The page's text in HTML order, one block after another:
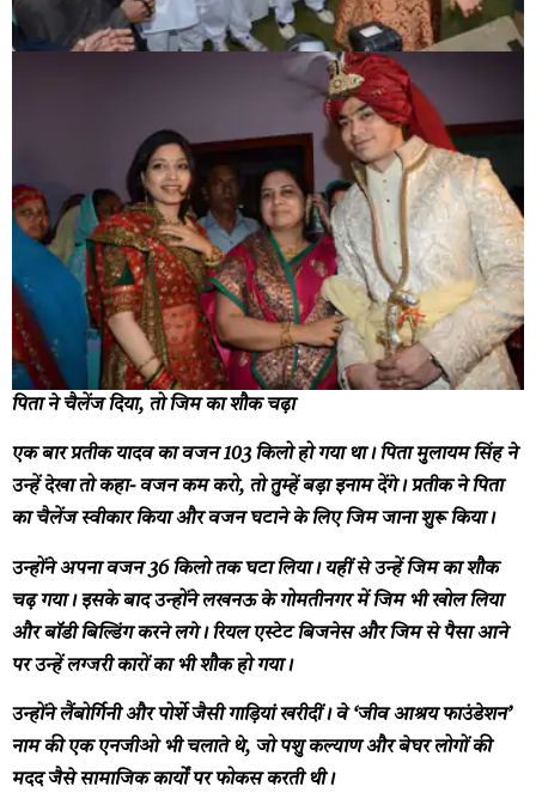
पिता ने चैलेंज दिया, तो जिम का शौक चढ़ा
एक बार प्रतीक यादव का वजन 103 किलो हो गया था। पिता मुलायम सिंह ने
उन्हें देखा तो कहा- वजन कम करो, तो तुम्हें बड़ा इनाम देंगे। प्रतीक ने पिता
का चैलेंज स्वीकार किया और वजन घटाने के लिए जिम जाना शुरू किया।
उन्होंने अपना वजन 36 किलो तक घटा लिया। यहीं से उन्हें जिम का शौक
चढ़ गया। इसके बाद उन्होंने लखनऊ के गोमतीनगर में जिम भी खोल लिया
और बॉडी बिल्डिंग करने लगे। रियल एस्टेट बिजनेस और जिम से पैसा आने
पर उन्हें लग्जरी कारों का भी शौक हो गया।
उन्होंने लैंबोर्गिनी और पोर्शे जैसी गाड़ियां खरीदीं। वे ‘जीव आश्रय फाउंडेशन’
नाम की एक एनजीओ भी चलाते थे, जो पशु कल्याण और बेघर लोगों की
मदद जैसे सामाजिक कार्यों पर फोकस करती थी।